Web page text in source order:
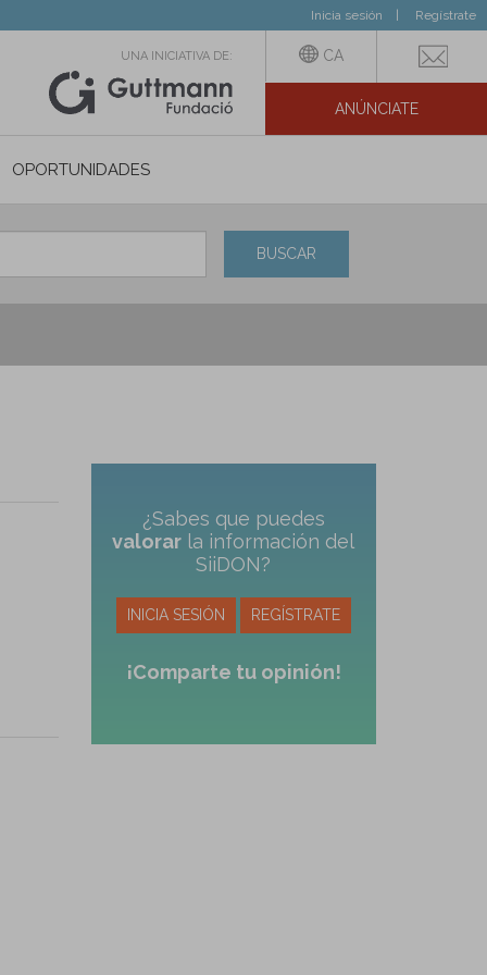
Inicia sesión Regístrate
UNA INICIATIVA DE: CA
ANÚNCIATE
SOCIAL
OPORTUNIDADES
BUSCAR
¿Sabes que puedes
valorar la información del
SiiDON?
INICIA SESIÓN REGÍSTRATE
¡Comparte tu opinión!